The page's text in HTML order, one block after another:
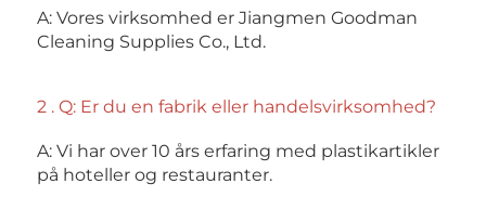
A: Vores virksomhed er Jiangmen Goodman
Cleaning Supplies Co., Ltd.
2 . Q: Er du en fabrik eller handelsvirksomhed?
A: Vi har over 10 års erfaring med plastikartikler
på hoteller og restauranter.